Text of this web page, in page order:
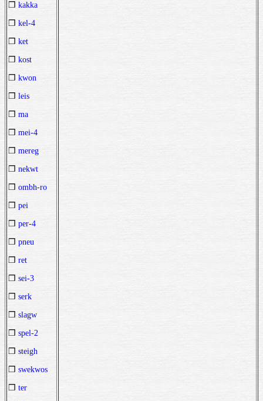
❒ kakka
❒ kel-4
❒ ket
❒ kost
❒ kwon
❒ leis
❒ ma
❒ mei-4
❒ mereg
❒ nekwt
❒ ombh-ro
❒ pei
❒ per-4
❒ pneu
❒ ret
❒ sei-3
❒ serk
❒ slagw
❒ spel-2
❒ steigh
❒ swekwos
❒ ter